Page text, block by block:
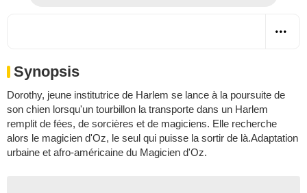
Synopsis
Dorothy, jeune institutrice de Harlem se lance à la poursuite de
son chien lorsqu'un tourbillon la transporte dans un Harlem
remplit de fées, de sorcières et de magiciens. Elle recherche
alors le magicien d'Oz, le seul qui puisse la sortir de là.Adaptation
urbaine et afro-américaine du Magicien d'Oz.